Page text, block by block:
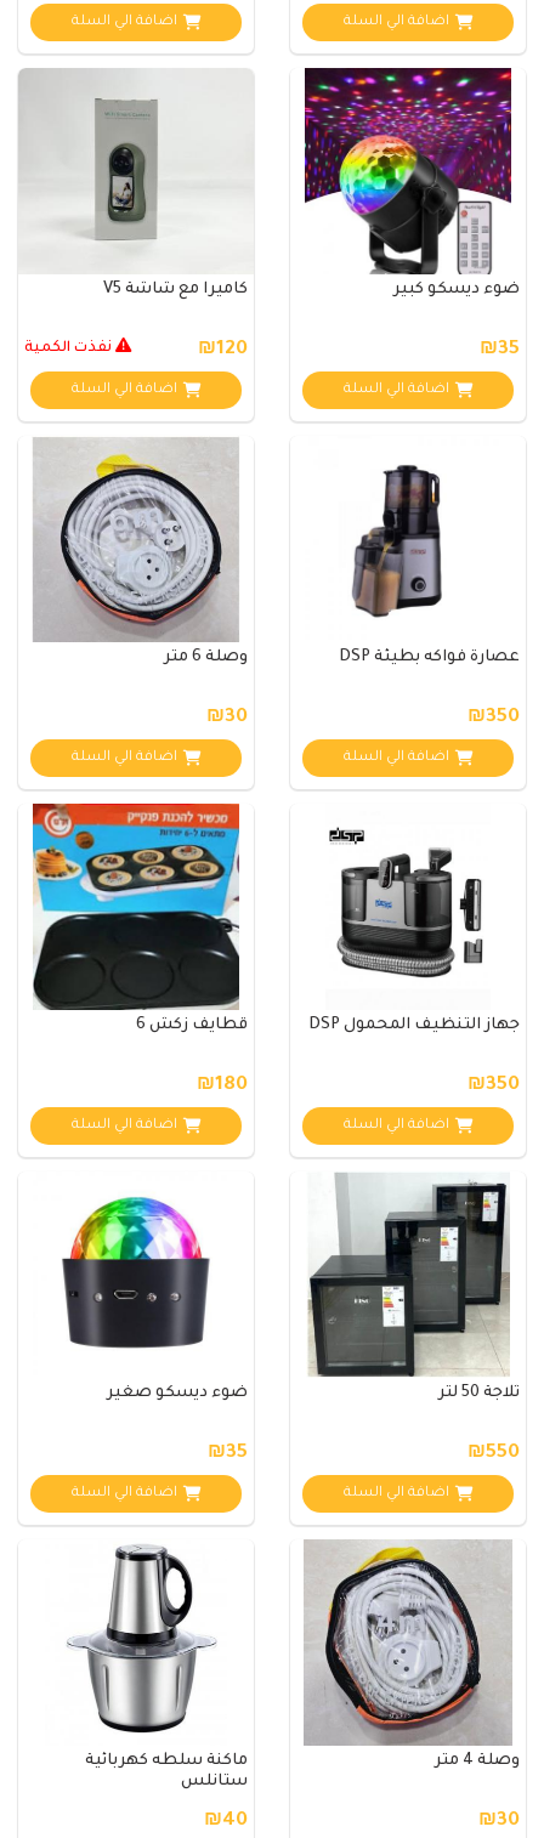
اضافة الي السلة اضافة الي السلة
ضوء ديسكو كبير
₪35
اضافة الي السلة
كاميرا مع شاشة V5
₪120 نفذت الكمية
اضافة الي السلة
عصارة فواكه بطيئة DSP
₪350
اضافة الي السلة
وصلة 6 متر
₪30
اضافة الي السلة
جهاز التنظيف المحمول DSP
₪350
اضافة الي السلة
قطايف زكش 6
₪180
اضافة الي السلة
ثلاجة 50 لتر
₪550
اضافة الي السلة
ضوء ديسكو صغير
₪35
اضافة الي السلة
وصلة 4 متر
₪30
ماكنة سلطه كهربائية
ستانلس
₪40